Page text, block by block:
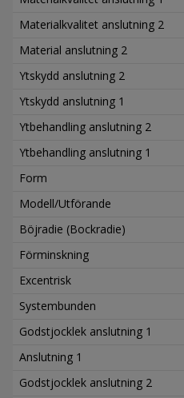
Materialkvalitet anslutning 2
Material anslutning 2
Ytskydd anslutning 2
Ytskydd anslutning 1
Ytbehandling anslutning 2
Ytbehandling anslutning 1
Form
Modell/Utförande
Böjradie (Bockradie)
Förminskning
Excentrisk
Systembunden
Godstjocklek anslutning 1
Anslutning 1
Godstjocklek anslutning 2